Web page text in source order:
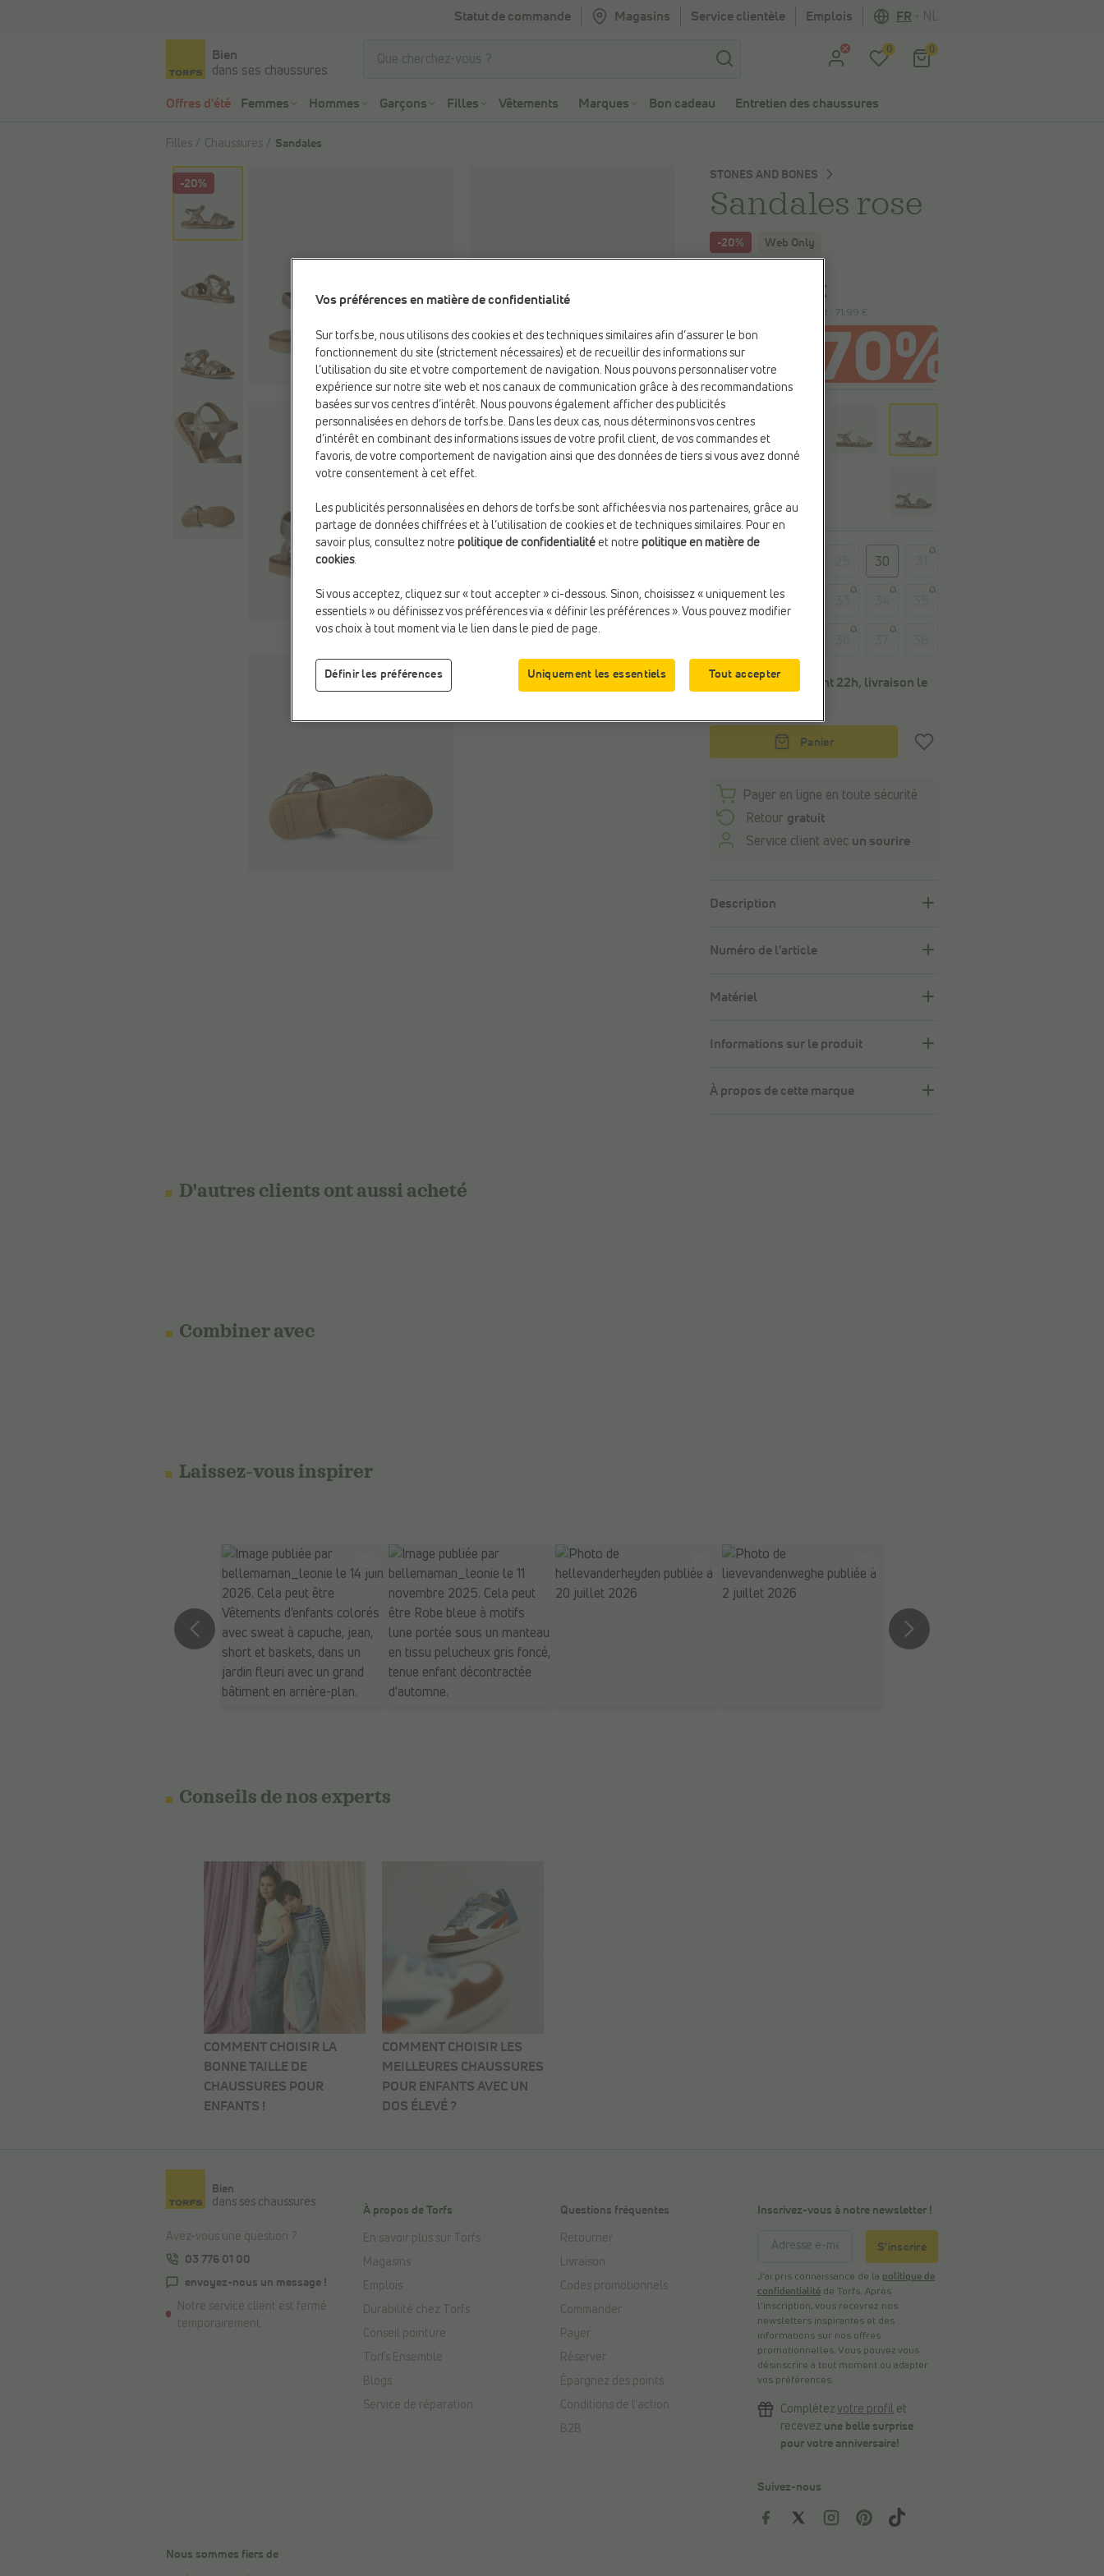
Statut de commande Magasins Service clientèle Emplois FR
Bien
dans ses chaussures
0 0
Offres d'été Femmes Hommes Garçons Filles Vêtements Marques Bon cadeau Entretien des chaussures
Filles Chaussures Sandales
-20%
STONES AND BONES
Sandales rose
-20% Web Only
71,99 €
71,99 €
30
Commandé avant 22h, livraison le
Panier
Payer en ligne en toute sécurité
Retour gratuit
Service client avec un sourire
Description
Numéro de l'article
Matériel
Informations sur le produit
À propos de cette marque
D'autres clients ont aussi acheté
Combiner avec
Laissez-vous inspirer
Conseils de nos experts
COMMENT CHOISIR LA
BONNE TAILLE DE
CHAUSSURES POUR
ENFANTS !
COMMENT CHOISIR LES
MEILLEURES CHAUSSURES
POUR ENFANTS AVEC UN
DOS ÉLEVÉ ?
Bien
dans ses chaussures
Avez-vous une question ?
03 776 01 00
envoyez-nous un message !
Notre service client est fermé
temporairement
À propos de Torfs
En savoir plus sur Torfs
Magasins
Emplois
Durabilité chez Torfs
Conseil pointure
Torfs Ensemble
Blogs
Service de réparation
Questions fréquentes
Retourner
Livraison
Codes promotionnels
Commander
Payer
Réserver
Épargnez des points
Conditions de l'action
B2B
Inscrivez-vous à notre newsletter !
S'inscrire
J’ai pris connaissance de la politique de
confidentialité de Torfs. Après
l’inscription, vous recevrez nos
newsletters inspirantes et des
informations sur nos offres
promotionnelles. Vous pouvez vous
désinscrire à tout moment ou adapter
vos préférences.
Complétez votre profil et
recevez une belle surprise
pour votre anniversaire!
Suivez-nous
Nous sommes fiers de
Vos préférences en matière de confidentialité
Sur torfs.be, nous utilisons des cookies et des techniques similaires afin d’assurer le bon
fonctionnement du site (strictement nécessaires) et de recueillir des informations sur
l’utilisation du site et votre comportement de navigation. Nous pouvons personnaliser votre
expérience sur notre site web et nos canaux de communication grâce à des recommandations
basées sur vos centres d’intérêt. Nous pouvons également afficher des publicités
personnalisées en dehors de torfs.be. Dans les deux cas, nous déterminons vos centres
d’intérêt en combinant des informations issues de votre profil client, de vos commandes et
favoris, de votre comportement de navigation ainsi que des données de tiers si vous avez donné
votre consentement à cet effet.
Les publicités personnalisées en dehors de torfs.be sont affichées via nos partenaires, grâce au
partage de données chiffrées et à l’utilisation de cookies et de techniques similaires. Pour en
savoir plus, consultez notre politique de confidentialité et notre politique en matière de
cookies.
Si vous acceptez, cliquez sur « tout accepter » ci-dessous. Sinon, choisissez « uniquement les
essentiels » ou définissez vos préférences via « définir les préférences ». Vous pouvez modifier
vos choix à tout moment via le lien dans le pied de page.
Définir les préférences Uniquement les essentiels Tout accepter